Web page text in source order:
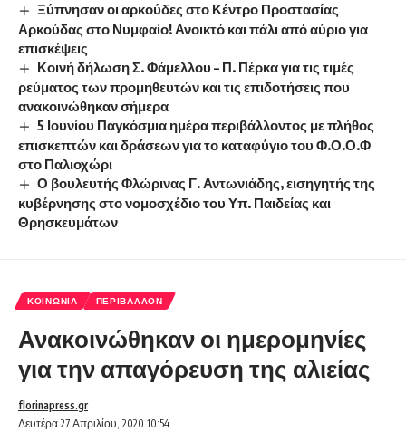
Ξύπνησαν οι αρκούδες στο Κέντρο Προστασίας
Αρκούδας στο Νυμφαίο! Ανοικτό και πάλι από αύριο για
επισκέψεις
Κοινή δήλωση Σ. Φάμελλου – Π. Πέρκα για τις τιμές
ρεύματος των προμηθευτών και τις επιδοτήσεις που
ανακοινώθηκαν σήμερα
5 Ιουνίου Παγκόσμια ημέρα περιβάλλοντος με πλήθος
επισκεπτών και δράσεων για το καταφύγιο του Φ.Ο.Ο.Φ
στο Παλιοχώρι
Ο βουλευτής Φλώρινας Γ. Αντωνιάδης, εισηγητής της
κυβέρνησης στο νομοσχέδιο του Υπ. Παιδείας και
Θρησκευμάτων
ΚΟΙΝΩΝΊΑ ΠΕΡΙΒΆΛΛΟΝ
Ανακοινώθηκαν οι ημερομηνίες
για την απαγόρευση της αλιείας
Δευτέρα 27 Απριλίου, 2020 10:54
florinapress.gr